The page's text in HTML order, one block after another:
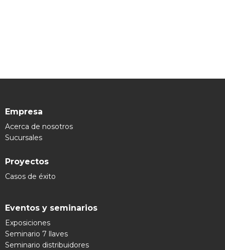
Empresa
Acerca de nosotros
Sucursales
Proyectos
Casos de éxito
Eventos y seminarios
Exposiciones
Seminario 7 llaves
Seminario distribuidores